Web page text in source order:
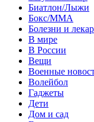
Биатлон/Лыжи
Бокс/MMA
Болезни и
В мире
В России
Вещи
Военные
Волейбол
Гаджеты
Дети
Дом и сад